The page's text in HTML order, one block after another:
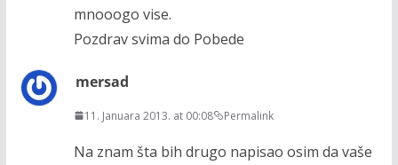
mnooogo vise.
Pozdrav svima do Pobede
mersad
11. Januara 2013. at 00:08 Permalink
Na znam šta bih drugo napisao osim da vaše